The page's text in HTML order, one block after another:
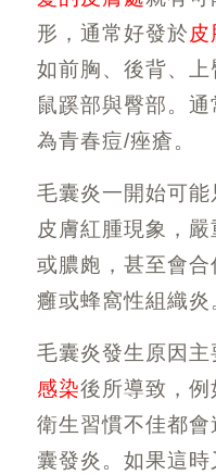
形，通常好發於
如前胸、後背、上
鼠蹊部與臀部。
為青春痘/痤瘡。
毛囊炎一開始可
皮膚紅腫現象，
或膿皰，甚至會合
癰或蜂窩性組織炎
毛囊炎發生原因主
感染後所導致，例
衛生習慣不佳都
囊發炎。如果這